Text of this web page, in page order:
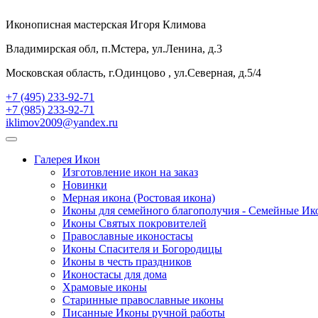
Иконописная мастерская Игоря Климова
Владимирская обл, п.Мстера, ул.Ленина, д.3
Московская область, г.Одинцово , ул.Северная, д.5/4
+7 (495) 233-92-71
+7 (985) 233-92-71
iklimov2009@yandex.ru
Галерея Икон
Изготовление икон на заказ
Новинки
Мерная икона (Ростовая икона)
Иконы для семейного благополучия - Семейные
Иконы Святых покровителей
Православные иконостасы
Иконы Спасителя и Богородицы
Иконы в честь праздников
Иконостасы для дома
Храмовые иконы
Старинные православные иконы
Писанные Иконы ручной работы